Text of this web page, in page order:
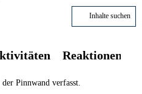
Inhalte suchen
Reaktionen
Pinnwand verfasst.